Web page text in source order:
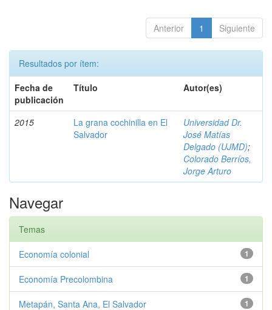
Anterior 1 Siguiente
Resultados por ítem:
Fecha de
publicación
Título Autor(es)
2015
La grana cochinilla en El
Salvador
Universidad Dr.
José Matías
Delgado (UJMD);
Colorado Berríos,
Jorge Arturo
Navegar
Temas
1
Economía colonial
1
Economía Precolombina
1
Metapán, Santa Ana, El Salvador